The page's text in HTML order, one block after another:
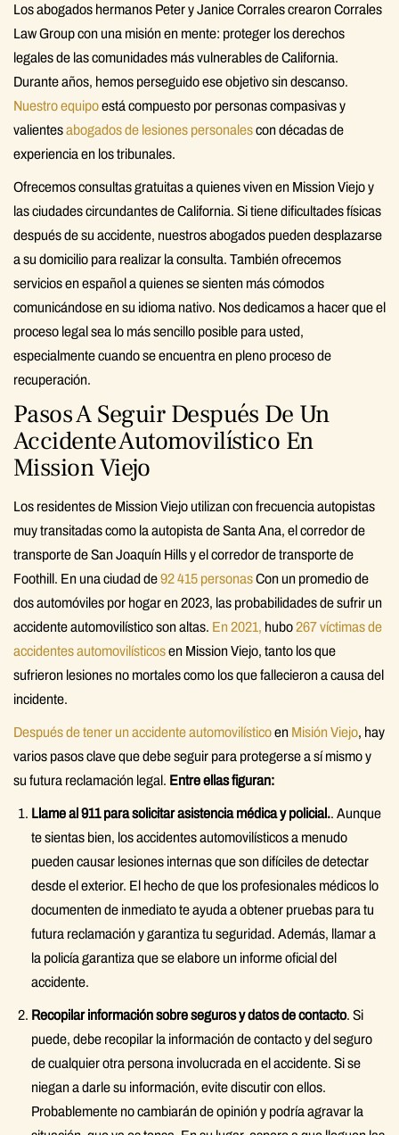
Los abogados hermanos Peter y Janice Corrales crearon Corrales
Law Group con una misión en mente: proteger los derechos
legales de las comunidades más vulnerables de California.
Durante años, hemos perseguido ese objetivo sin descanso.
Nuestro equipoestá compuesto por personas compasivas y
valientesabogados de lesiones personalescon décadas de
experiencia en los tribunales.
Ofrecemos consultas gratuitas a quienes viven en Mission Viejo y
las ciudades circundantes de California. Si tiene dificultades físicas
después de su accidente, nuestros abogados pueden desplazarse
a su domicilio para realizar la consulta. También ofrecemos
servicios en español a quienes se sienten más cómodos
comunicándose en su idioma nativo. Nos dedicamos a hacer que el
proceso legal sea lo más sencillo posible para usted,
especialmente cuando se encuentra en pleno proceso de
recuperación.
Pasos A Seguir Después De Un
Accidente Automovilístico En
Mission Viejo
Los residentes de Mission Viejo utilizan con frecuencia autopistas
muy transitadas como la autopista de Santa Ana, el corredor de
transporte de San Joaquín Hills y el corredor de transporte de
Foothill. En una ciudad de92 415 personasCon un promedio de
dos automóviles por hogar en 2023, las probabilidades de sufrir un
accidente automovilístico son altas. En 2021, hubo267 víctimas de
accidentes automovilísticosen Mission Viejo, tanto los que
sufrieron lesiones no mortales como los que fallecieron a causa del
incidente.
Después de tener un accidente automovilísticoen Misión Viejo, hay
varios pasos clave que debe seguir para protegerse a sí mismo y
su futura reclamación legal. Entre ellas figuran:
Llame al 911 para solicitar asistencia médica y policial.. Aunque
te sientas bien, los accidentes automovilísticos a menudo
pueden causar lesiones internas que son difíciles de detectar
desde el exterior. El hecho de que los profesionales médicos lo
documenten de inmediato te ayuda a obtener pruebas para tu
futura reclamación y garantiza tu seguridad. Además, llamar a
la policía garantiza que se elabore un informe oficial del
accidente.
Recopilar información sobre seguros y datos de contacto. Si
puede, debe recopilar la información de contacto y del seguro
de cualquier otra persona involucrada en el accidente. Si se
niegan a darle su información, evite discutir con ellos.
Probablemente no cambiarán de opinión y podría agravar la